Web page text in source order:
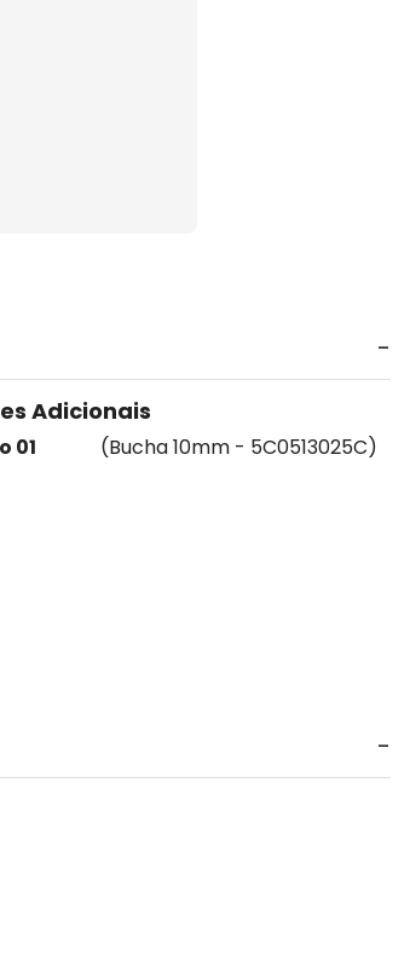
Adicionais
01 (Bucha 10mm - 5C0513025C)